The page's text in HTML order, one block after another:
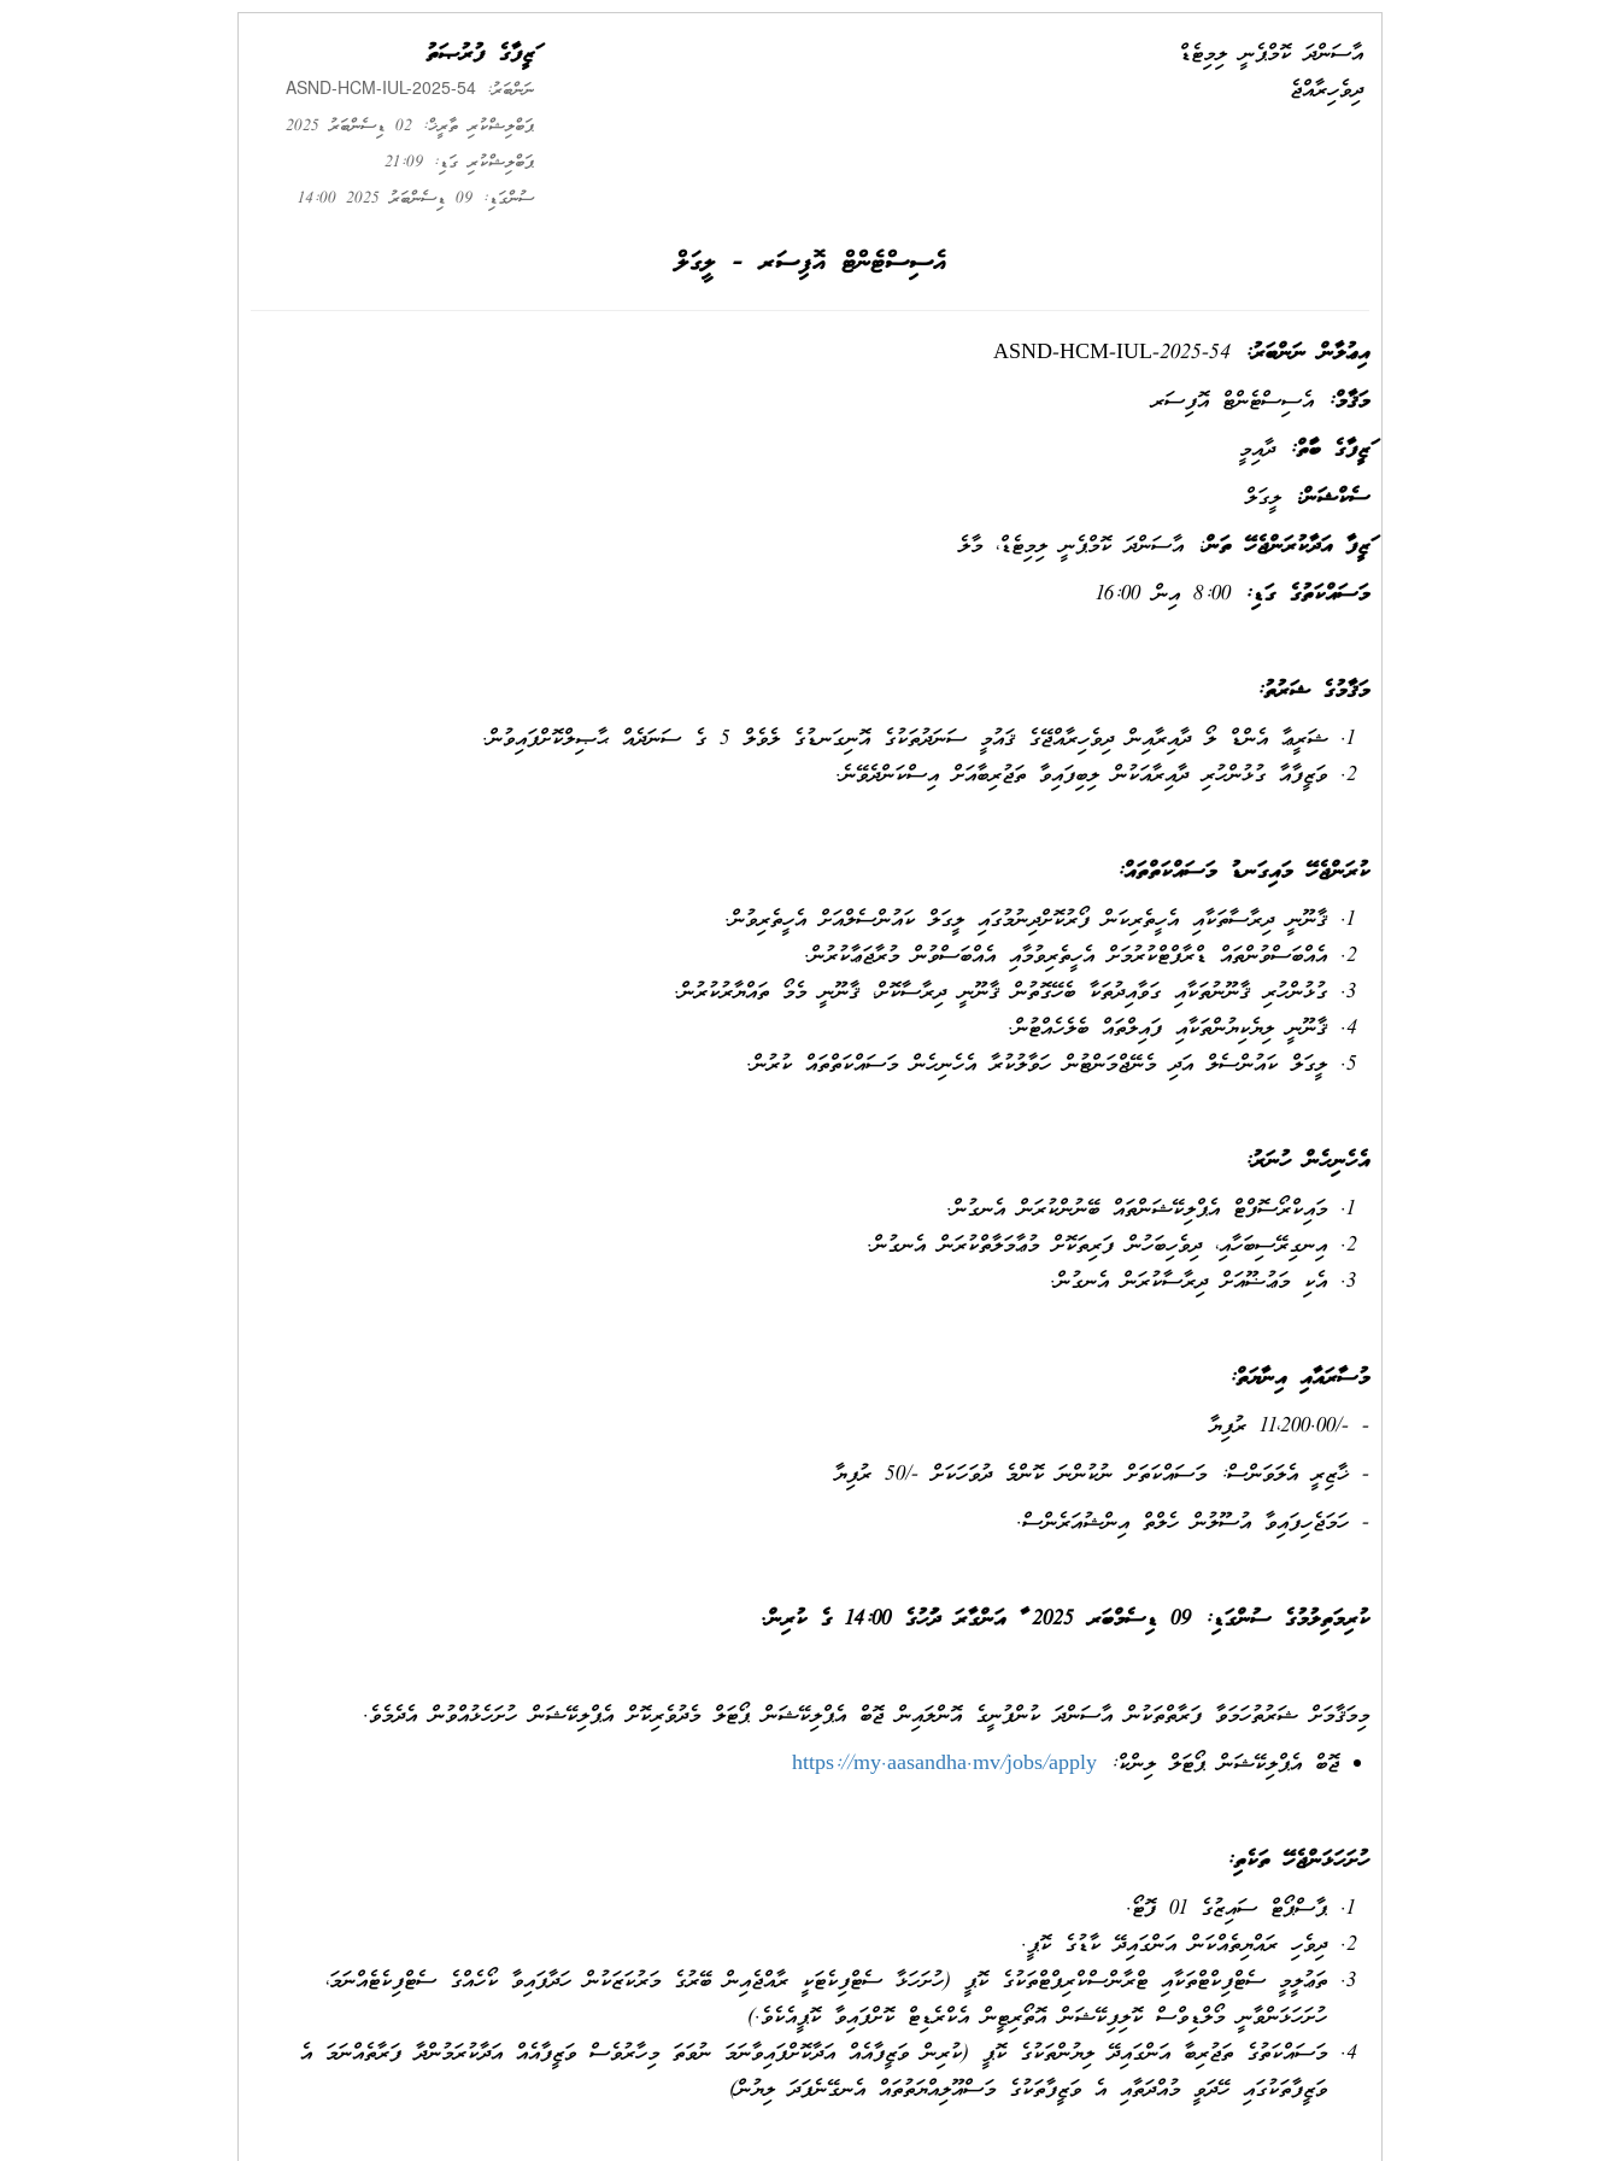
ވަޒީފާގެ ފުރުޞަތު
ނަންބަރު:ASND-HCM-IUL-2025-54
ޕަބްލިޝްކުރި ތާރީޚް: 02 ޑިސެންބަރު 2025
ޕަބްލިޝްކުރި ގަޑި: 21:09
ސުންގަޑި: 09 ޑިސެންބަރު 2025 14:00
އާސަންދަ ކޮމްޕެނީ ލިމިޓެޑް
ދިވެހިރާއްޖެ
އެސިސްޓެންޓް އޮފިސަރ - ލީގަލް
އިޢުލާން ނަންބަރު: ASND-HCM-IUL-2025-54
މަޤާމް: އެސިސްޓެންޓް އޮފިސަރ
ވަޒީފާގެ ބާވަތް: ދާއިމީ
ސެކްޝަން: ލީގަލް
ވަޒީފާ އަދާކުރަންޖެހޭ ތަން: އާސަންދަ ކޮމްޕެނީ ލިމިޓެޑް، މާލެ
މަސައްކަތުގެ ގަޑި: 8:00 އިން 16:00
މަޤާމުގެ ޝަރުތު:
ޝަރީޢާ އެންޑް ލޯ ދާއިރާއިން ދިވެހިރާއްޖޭގެ ޤައުމީ ސަނަދުތަކުގެ އޮނިގަނޑުގެ ލެވެލް 5 ގެ ސަނަދެއް ޙާޞިލްކޮށްފައިވުން.
ވަޒީފާއާ ގުޅުންހުރި ދާއިރާއަކުން ލިބިފައިވާ ތަޖުރިބާއަށް އިސްކަންދެވޭނެ.
ކުރަންޖެހޭ މައިގަނޑު މަސައްކަތްތައް:
ޤާނޫނީ ދިރާސާތަކާއި އެހީތެރިކަން ފޯރުކޮށްދިނުމުގައި ލީގަލް ކައުންސެލްއަށް އެހީތެރިވުން.
އެއްބަސްވުންތައް ޑްރާފްޓްކުރުމަށް އެހީތެރިވުމާއި އެއްބަސްވުން މުރާޖަޢާކުރުން.
ގުޅުންހުރި ޤާނޫނުތަކާއި ގަވާއިދުތަކާ ބެހޭގޮތުން ޤާނޫނީ ދިރާސާކޮށް، ޤާނޫނީ މެމޯ ތައްޔާރުކުރުން.
ޤާނޫނީ ލިޔެކިޔުންތަކާއި ފައިލްތައް ބެލެހެއްޓުން.
ލީގަލް ކައުންސެލް އަދި މެނޭޖްމަންޓުން ހަވާލުކުރާ އެހެނިހެން މަސައްކަތްތައް ކުރުން.
އެހެނިހެން ހުނަރު:
މައިކްރޯސޮފްޓް އެޕްލިކޭޝަންތައް ބޭނުންކުރަން އެނގުން.
އިނގިރޭސިބަހާއި، ދިވެހިބަހުން ފަރިތަކޮށް މުޢާމަލާތްކުރަން އެނގުން.
އެކި މަޢުޟޫއަށް ދިރާސާކުރަން އެނގުން.
މުސާރައާއި އިނާޔަތް:
- -/11،200.00 ރުފިޔާ
- ޚާޒިރީ އެލަވަންސް: މަސައްކަތަށް ނުކުންނަ ކޮންމެ ދުވަހަކަށް -/50 ރުފިޔާ
- ހަމަޖެހިފައިވާ އުސޫލުން ހެލްތް އިންޝުއަރެންސް.
ކުރިމަތިލުމުގެ ސުންގަޑި: 09 ޑިސެމްބަރ 2025 ވާ އަންގާރަ ދުވަހުގެ 14:00 ގެ ކުރިން.
މިމަޤާމަށް ޝަރުތުހަމަވާ ފަރާތްތަކުން އާސަންދަ ކުންފުނީގެ އޮންލައިން ޖޮބް އެޕްލިކޭޝަން ޕޯޓަލް މެދުވެރިކޮށް އެޕްލިކޭޝަން ހުށަހެޅުއްވުން އެދެމެވެ.
ޖޮބް އެޕްލިކޭޝަން ޕޯޓަލް ލިންކް: https://my.aasandha.mv/jobs/apply
ހުށަހަޅަންޖެހޭ ތަކެތި:
ޕާސްޕޯޓް ސައިޒުގެ 01 ފޮޓޯ.
ދިވެހި ރައްޔިތެއްކަން އަންގައިދޭ ކާޑުގެ ކޮޕީ.
ތަޢުލީމީ ސެޓްފިކްޓްތަކާއި ޓްރާންސްކްރިޕްޓްތަކުގެ ކޮޕީ (ހުށަހަޅާ ސެޓްފިކެޓަކީ ރާއްޖެއިން ބޭރުގެ މަރުކަޒަކުން ހަދާފައިވާ ކޯހެއްގެ ސެޓްފިކެޓެއްނަމަ،
ހުށަހަޅަންވާނީ މޯލްޑިވްސް ކޮލިފިކޭޝަން އޮތޯރިޓީން އެކްރެޑިޓް ކޮށްފައިވާ ކޮޕީއެކެވެ.)
މަސައްކަތުގެ ތަޖުރިބާ އަންގައިދޭ ލިޔުންތަކުގެ ކޮޕީ (ކުރިން ވަޒީފާއެއް އަދާކޮށްފައިވާނަމަ ނުވަތަ މިހާރުވެސް ވަޒީފާއެއް އަދާކުރަމުންދާ ފަރާތެއްނަމަ އެ
ވަޒީފާތަކުގައި ހޭދަވީ މުއްދަތާއި އެ ވަޒީފާތަކުގެ މަސްއޫލިއްޔަތުތައް އެނގޭނެފަދަ ލިޔުން)